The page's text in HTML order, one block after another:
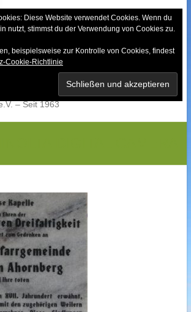
Wald-
– Seit 1963
Diese Website verwendet Cookies. Wenn du
nutzt, stimmst du der Verwendung von Cookies zu.
beispielsweise zur Kontrolle von Cookies, findest
Cookie-Richtlinie